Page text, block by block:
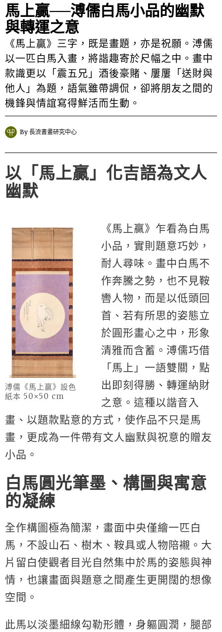
馬上贏──溥儒白馬小品的幽默
與轉運之意
《馬上贏》三字，既是畫題，亦是祝願。溥儒
以一匹白馬入畫，將諧趣寄於尺幅之中。畫中
款識更以「震五兄」酒後豪賭、屢屢「送財與
他人」為題，語氣雖帶調侃，卻將朋友之間的
機鋒與情誼寫得鮮活而生動。
By 長流書畫研究中心
以「馬上贏」化吉語為文人
幽默
溥儒《馬上贏》設色
紙本 50×50 cm
《馬上贏》乍看為白馬
小品，實則題意巧妙，
耐人尋味。畫中白馬不
作奔騰之勢，也不見鞍
轡人物，而是以低頭回
首、若有所思的姿態立
於圓形畫心之中，形象
清雅而含蓄。溥儒巧借
「馬上」一語雙關，點
出即刻得勝、轉運納財
之意。這種以諧音入
畫、以題款點意的方式，使作品不只是馬
畫，更成為一件帶有文人幽默與祝意的贈友
小品。
白馬圓光筆墨、構圖與寓意
的凝練
全作構圖極為簡潔，畫面中央僅繪一匹白
馬，不設山石、樹木、鞍具或人物陪襯。大
片留白使觀者目光自然集中於馬的姿態與神
情，也讓畫面與題意之間產生更開闊的想像
空間。
此馬以淡墨細線勾勒形體，身軀圓潤，腿部